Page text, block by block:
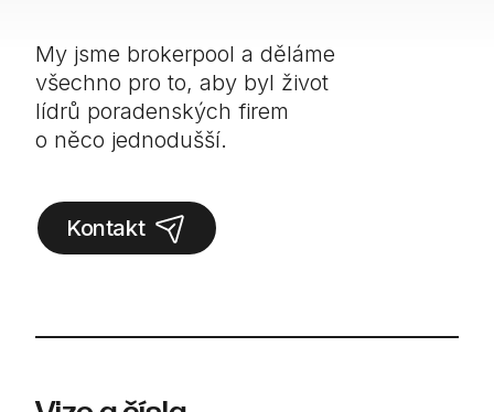
My jsme brokerpool a děláme
všechno pro to, aby byl život
lídrů poradenských firem
o něco jednodušší.
Kontakt